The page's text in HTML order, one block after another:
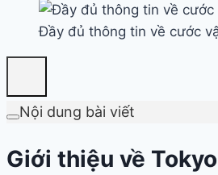
Đầy đủ thông tin về cước
Nội dung bài viết
Giới thiệu về Tokyo